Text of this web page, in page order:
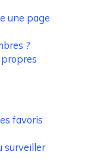
une page
?
favoris
surveiller